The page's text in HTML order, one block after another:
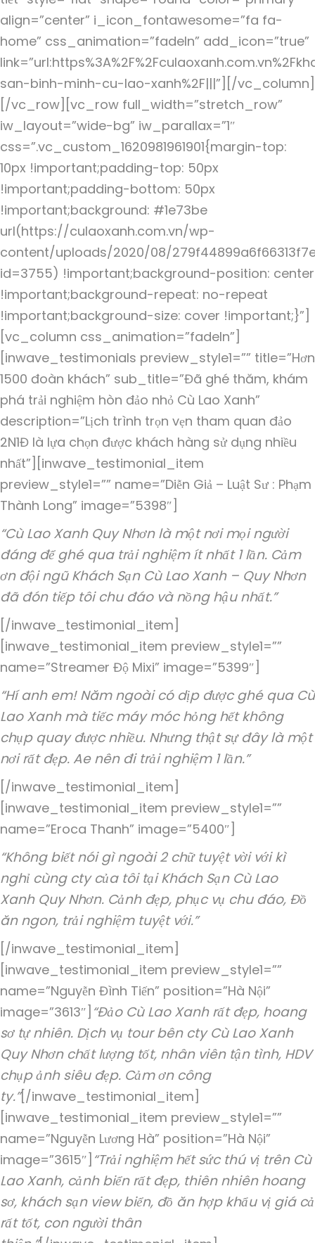
align=”center” i_icon_fontawesome=”fa fa-
home” css_animation=”fadeIn” add_icon=”true”
san-binh-minh-cu-lao-xanh%2F|||”][/vc_column]
[/vc_row][vc_row full_width=”stretch_row”
iw_layout=”wide-bg” iw_parallax=”1″
css=”.vc_custom_1620981961901{margin-top:
10px !important;padding-top: 50px
!important;padding-bottom: 50px
!important;background: #1e73be
url(https://culaoxanh.com.vn/wp-
content/uploads/2020/08/
id=3755) !important;background-position: center
!important;background-repeat: no-repeat
!important;background-size: cover !important;}”]
[vc_column css_animation=”fadeIn”]
[inwave_testimonials preview_style1=”” title=”Hơn
1500 đoàn khách” sub_title=”Đã ghé thăm, khám
phá trải nghiệm hòn đảo nhỏ Cù Lao Xanh”
description=”Lịch trình trọn vẹn tham quan đảo
2N1Đ là lựa chọn được khách hàng sử dụng nhiều
nhất”][inwave_testimonial_item
preview_style1=”” name=”Diễn Giả – Luật Sư : Phạm
Thành Long” image=”5398″]
“Cù Lao Xanh Quy Nhơn là một nơi mọi người
đáng để ghé qua trải nghiệm ít nhất 1 lần. Cảm
ơn đội ngũ Khách Sạn Cù Lao Xanh – Quy Nhơn
đã đón tiếp tôi chu đáo và nồng hậu nhất.”
[/inwave_testimonial_item]
[inwave_testimonial_item preview_style1=””
name=”Streamer Độ Mixi” image=”5399″]
“Hí anh em! Năm ngoài có dịp được ghé qua Cù
Lao Xanh mà tiếc máy móc hỏng hết không
chụp quay được nhiều. Nhưng thật sự đây là một
nơi rất đẹp. Ae nên đi trải nghiệm 1 lần.”
[/inwave_testimonial_item]
[inwave_testimonial_item preview_style1=””
name=”Eroca Thanh” image=”5400″]
“Không biết nói gì ngoài 2 chữ tuyệt vời với kì
nghỉ cùng cty của tôi tại Khách Sạn Cù Lao
Xanh Quy Nhơn. Cảnh đẹp, phục vụ chu đáo, Đồ
ăn ngon, trải nghiệm tuyệt với.”
[/inwave_testimonial_item]
[inwave_testimonial_item preview_style1=””
name=”Nguyễn Đình Tiến” position=”Hà Nội”
image=”3613″] “Đảo Cù Lao Xanh rất đẹp, hoang
sơ tự nhiên. Dịch vụ tour bên cty Cù Lao Xanh
Quy Nhơn chất lượng tốt, nhân viên tận tình, HDV
chụp ảnh siêu đẹp. Cảm ơn công
ty.”[/inwave_testimonial_item]
[inwave_testimonial_item preview_style1=””
name=”Nguyễn Lương Hà” position=”Hà Nội”
image=”3615″] “Trải nghiệm hết sức thú vị trên Cù
Lao Xanh, cảnh biển rất đẹp, thiên nhiên hoang
sơ, khách sạn view biển, đồ ăn hợp khẩu vị giá cả
rất tốt, con người thân